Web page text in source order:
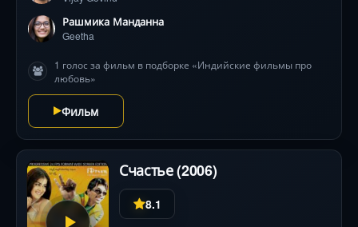
Рашмика Манданна
Geetha
1 голос за фильм в подборке «Индийские фильмы про
любовь»
Фильм
Счастье (2006)
8.1